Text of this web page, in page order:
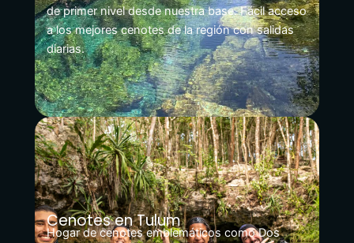
de primer nivel desde nuestra base. Fácil acceso
a los mejores cenotes de la región con salidas
diarias.
Cenotes en Tulum
Hogar de cenotes emblemáticos como Dos